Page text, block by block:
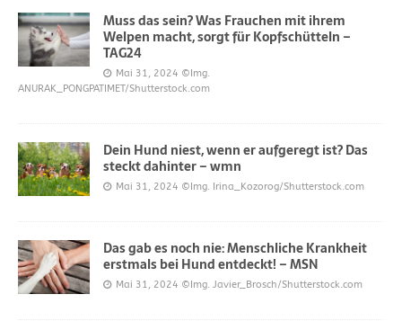
Muss das sein? Was Frauchen mit ihrem
Welpen macht, sorgt für Kopfschütteln –
TAG24
Mai 31, 2024 ©Img.
ANURAK_PONGPATIMET/Shutterstock.com
Dein Hund niest, wenn er aufgeregt ist? Das
steckt dahinter – wmn
Mai 31, 2024 ©Img. Irina_Kozorog/Shutterstock.com
Das gab es noch nie: Menschliche Krankheit
erstmals bei Hund entdeckt! – MSN
Mai 31, 2024 ©Img. Javier_Brosch/Shutterstock.com